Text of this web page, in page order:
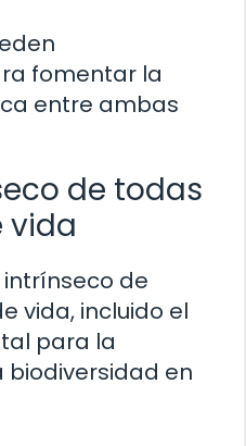
fomentar la
entre ambas
de todas
vida
de
vida, incluido el
para la
biodiversidad en